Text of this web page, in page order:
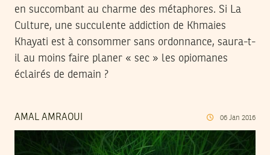
en succombant au charme des métaphores. Si La
Culture, une succulente addiction de Khmaies
Khayati est à consommer sans ordonnance, saura-t-
il au moins faire planer « sec » les opiomanes
éclairés de demain ?
AMAL AMRAOUI 06 Jan 2016